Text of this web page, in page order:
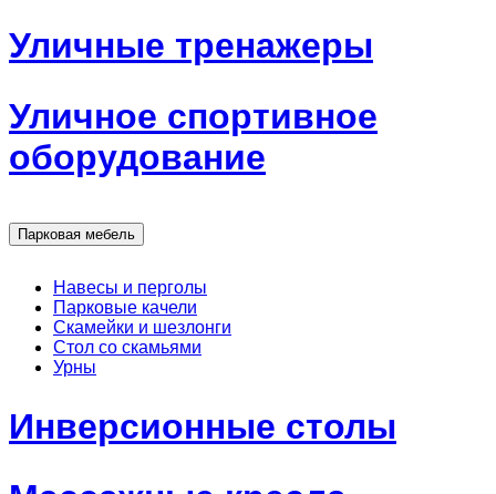
Уличные тренажеры
Уличное спортивное
оборудование
Парковая мебель
Навесы и перголы
Парковые качели
Скамейки и шезлонги
Стол со скамьями
Урны
Инверсионные столы